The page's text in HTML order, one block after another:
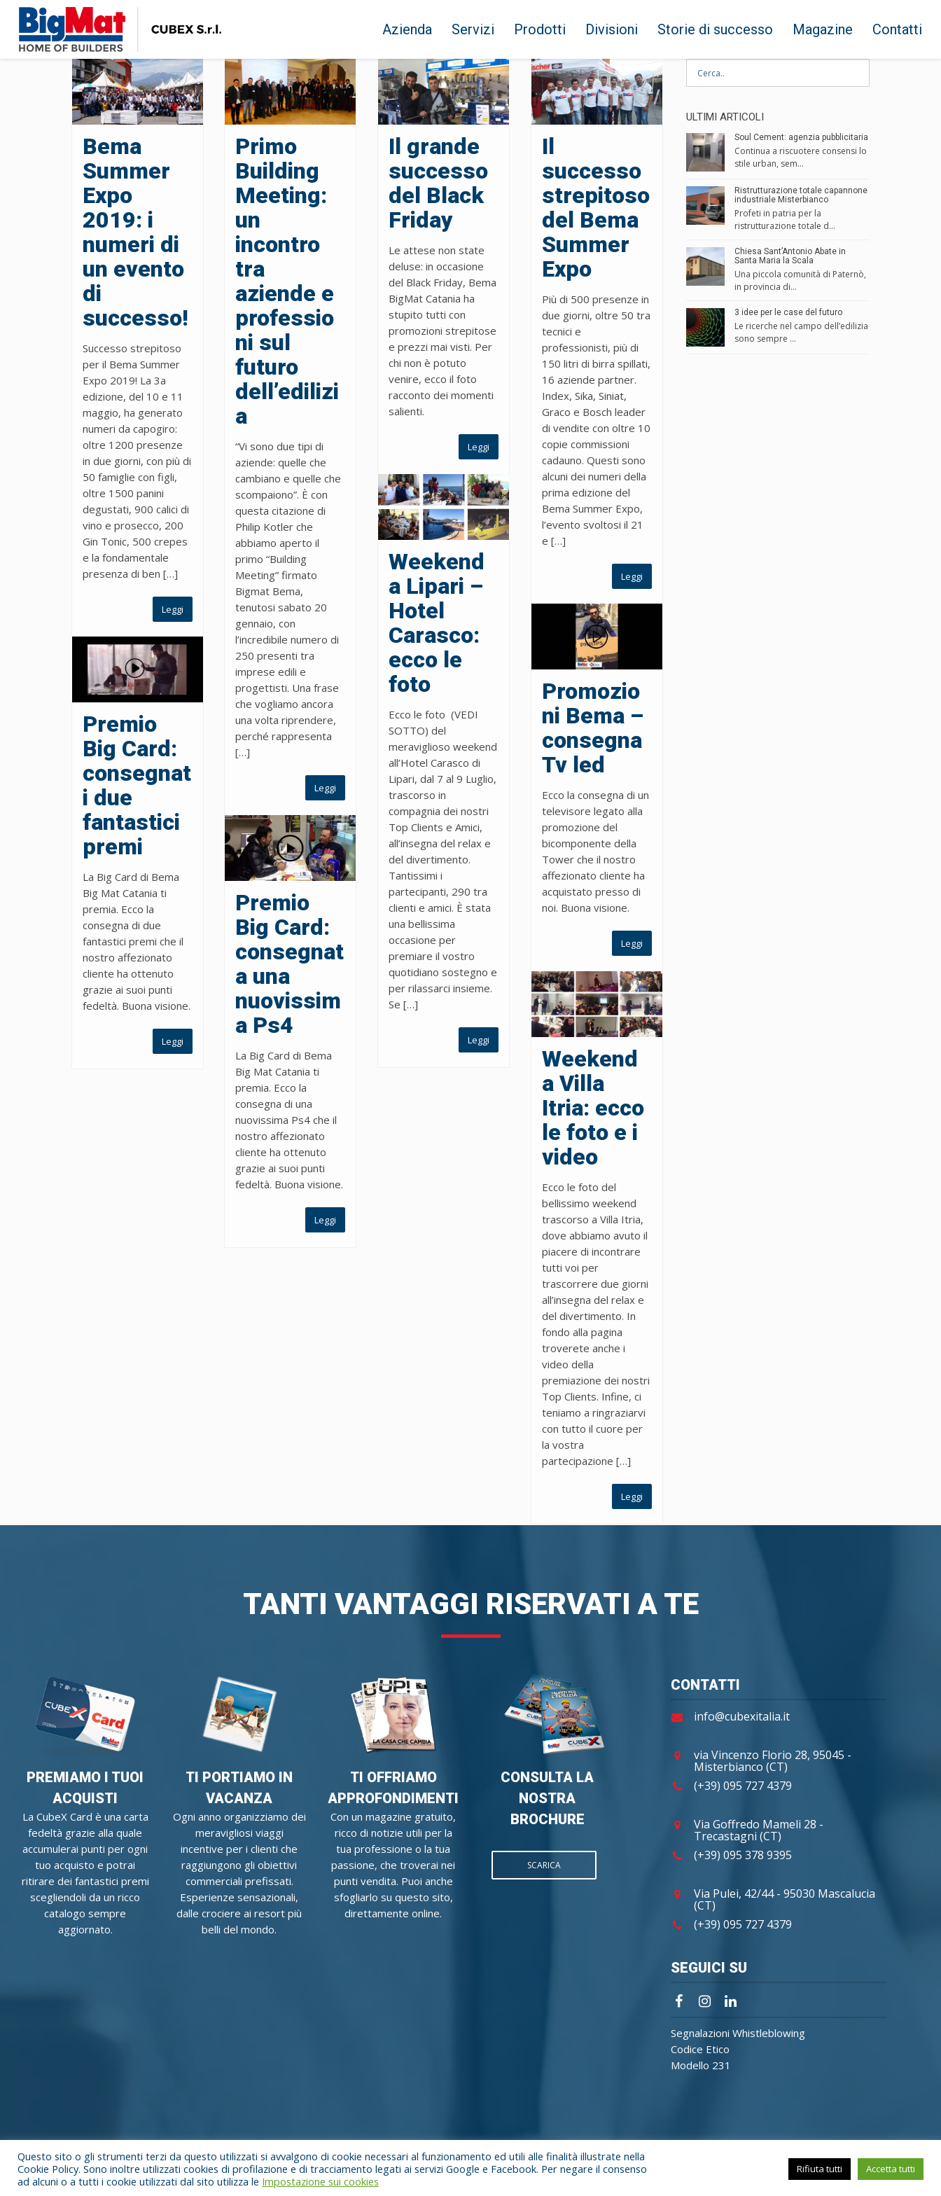
Azienda Servizi Prodotti Divisioni Storie di successo Magazine Contatti
Bema
Summer
Expo
2019: i
numeri di
un evento
di
successo!
Successo strepitoso
per il Bema Summer
Expo 2019! La 3a
edizione, del 10 e 11
maggio, ha generato
numeri da capogiro:
oltre 1200 presenze
in due giorni, con più di
50 famiglie con figli,
oltre 1500 panini
degustati, 900 calici di
vino e prosecco, 200
Gin Tonic, 500 crepes
e la fondamentale
presenza di ben […]
Leggi
Primo
Building
Meeting:
un
incontro
tra
aziende e
professio
ni sul
futuro
dell’edilizi
a
“Vi sono due tipi di
aziende: quelle che
cambiano e quelle che
scompaiono”. È con
questa citazione di
Philip Kotler che
abbiamo aperto il
primo “Building
Meeting” firmato
Bigmat Bema,
tenutosi sabato 20
gennaio, con
l’incredibile numero di
250 presenti tra
imprese edili e
progettisti. Una frase
che vogliamo ancora
una volta riprendere,
perché rappresenta
[…]
Leggi
Il grande
successo
del Black
Friday
Le attese non state
deluse: in occasione
del Black Friday, Bema
BigMat Catania ha
stupito tutti con
promozioni strepitose
e prezzi mai visti. Per
chi non è potuto
venire, ecco il foto
racconto dei momenti
salienti.
Leggi
Il
successo
strepitoso
del Bema
Summer
Expo
Più di 500 presenze in
due giorni, oltre 50 tra
tecnici e
professionisti, più di
150 litri di birra spillati,
16 aziende partner.
Index, Sika, Siniat,
Graco e Bosch leader
di vendite con oltre 10
copie commissioni
cadauno. Questi sono
alcuni dei numeri della
prima edizione del
Bema Summer Expo,
l’evento svoltosi il 21
e […]
Leggi
Weekend
a Lipari –
Hotel
Carasco:
ecco le
foto
Ecco le foto (VEDI
SOTTO) del
meraviglioso weekend
all’Hotel Carasco di
Lipari, dal 7 al 9 Luglio,
trascorso in
compagnia dei nostri
Top Clients e Amici,
all’insegna del relax e
del divertimento.
Tantissimi i
partecipanti, 290 tra
clienti e amici. È stata
una bellissima
occasione per
premiare il vostro
quotidiano sostegno e
per rilassarci insieme.
Se […]
Leggi
Promozio
ni Bema –
consegna
Tv led
Ecco la consegna di un
televisore legato alla
promozione del
bicomponente della
Tower che il nostro
affezionato cliente ha
acquistato presso di
noi. Buona visione.
Leggi
Premio
Big Card:
consegnat
i due
fantastici
premi
La Big Card di Bema
Big Mat Catania ti
premia. Ecco la
consegna di due
fantastici premi che il
nostro affezionato
cliente ha ottenuto
grazie ai suoi punti
fedeltà. Buona visione.
Leggi
Premio
Big Card:
consegnat
a una
nuovissim
a Ps4
La Big Card di Bema
Big Mat Catania ti
premia. Ecco la
consegna di una
nuovissima Ps4 che il
nostro affezionato
cliente ha ottenuto
grazie ai suoi punti
fedeltà. Buona visione.
Leggi
Weekend
a Villa
Itria: ecco
le foto e i
video
Ecco le foto del
bellissimo weekend
trascorso a Villa Itria,
dove abbiamo avuto il
piacere di incontrare
tutti voi per
trascorrere due giorni
all’insegna del relax e
del divertimento. In
fondo alla pagina
troverete anche i
video della
premiazione dei nostri
Top Clients. Infine, ci
teniamo a ringraziarvi
con tutto il cuore per
la vostra
partecipazione […]
Leggi
ULTIMI ARTICOLI
Soul Cement: agenzia pubblicitaria
Continua a riscuotere consensi lo
stile urban, sem...
Ristrutturazione totale capannone
industriale Misterbianco
Profeti in patria per la
ristrutturazione totale d...
Chiesa Sant’Antonio Abate in
Santa Maria la Scala
Una piccola comunità di Paternò,
in provincia di...
3 idee per le case del futuro
Le ricerche nel campo dell’edilizia
sono sempre ...
TANTI VANTAGGI RISERVATI A TE
PREMIAMO I TUOI
ACQUISTI
La CubeX Card è una carta
fedeltà grazie alla quale
accumulerai punti per ogni
tuo acquisto e potrai
ritirare dei fantastici premi
scegliendoli da un ricco
catalogo sempre
aggiornato.
TI PORTIAMO IN
VACANZA
Ogni anno organizziamo dei
meravigliosi viaggi
incentive per i clienti che
raggiungono gli obiettivi
commerciali prefissati.
Esperienze sensazionali,
dalle crociere ai resort più
belli del mondo.
TI OFFRIAMO
APPROFONDIMENTI
Con un magazine gratuito,
ricco di notizie utili per la
tua professione o la tua
passione, che troverai nei
punti vendita. Puoi anche
sfogliarlo su questo sito,
direttamente online.
CONSULTA LA
NOSTRA
BROCHURE
SCARICA
CONTATTI
info@cubexitalia.it
via Vincenzo Florio 28, 95045 -
Misterbianco (CT)
(+39) 095 727 4379
Via Goffredo Mameli 28 -
Trecastagni (CT)
(+39) 095 378 9395
Via Pulei, 42/44 - 95030 Mascalucia
(CT)
(+39) 095 727 4379
SEGUICI SU
Segnalazioni Whistleblowing
Codice Etico
Modello 231
© Cubex Italia All Rights Reserved 2021 - P.Iva 05705990876 - Capitale sociale €500.000,00 I.V. Privacy Policy Credits Reattiva
Questo sito o gli strumenti terzi da questo utilizzati si avvalgono di cookie necessari al funzionamento ed utili alle finalità illustrate nella
Cookie Policy. Sono inoltre utilizzati cookies di profilazione e di tracciamento legati ai servizi Google e Facebook. Per negare il consenso
ad alcuni o a tutti i cookie utilizzati dal sito utilizza le Impostazione sui cookies
Rifiuta tutti Accetta tutti